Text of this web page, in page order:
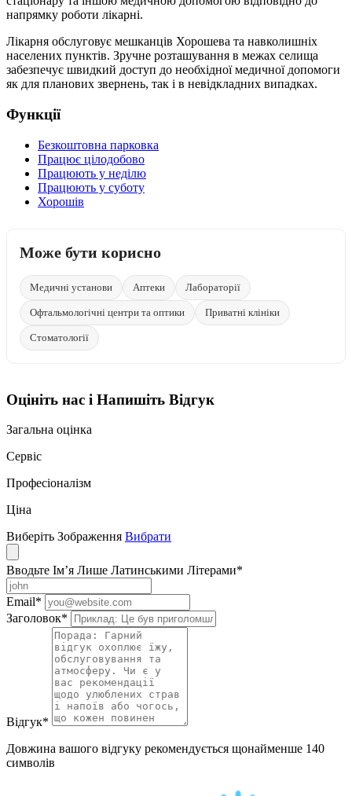
напрямку роботи лікарні.
Лікарня обслуговує мешканців Хорошева та навколишніх
населених пунктів. Зручне розташування в межах селища
забезпечує швидкий доступ до необхідної медичної допомоги
як для планових звернень, так і в невідкладних випадках.
Функції
Безкоштовна парковка
Працює цілодобово
Працюють у неділю
Працюють у суботу
Хорошів
Може бути корисно
Медичні установи Аптеки Лабораторії
Офтальмологічні центри та оптики Приватні клініки
Стоматології
Оцініть нас і Напишіть Відгук
Загальна оцінка
Сервіс
Професіоналізм
Ціна
Виберіть Зображення Вибрати
Вводьте Ім’я Лише Латинськими Літерами*
Email*
Заголовок*
Відгук*
Довжина вашого відгуку рекомендується щонайменше 140
символів